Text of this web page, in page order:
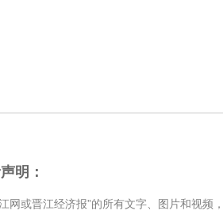
明：
网或晋江经济报”的所有文字、图片和视